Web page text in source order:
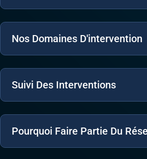
Nos Domaines D'intervention
Suivi Des Interventions
Pourquoi Faire Partie Du